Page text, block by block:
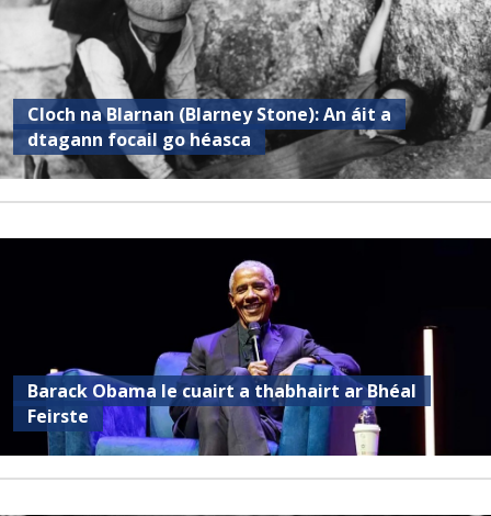
Cloch na Blarnan (Blarney Stone): An áit a
dtagann focail go héasca
Barack Obama le cuairt a thabhairt ar Bhéal
Feirste